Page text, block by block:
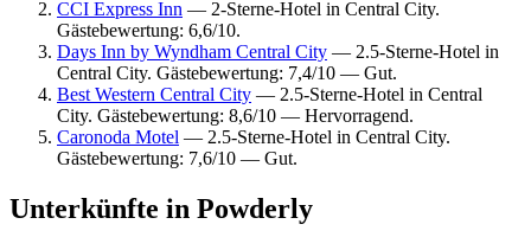
CCI Express Inn — 2-Sterne-Hotel in Central City.
Gästebewertung: 6,6/10.
Days Inn by Wyndham Central City — 2.5-Sterne-Hotel in
Central City. Gästebewertung: 7,4/10 — Gut.
Best Western Central City — 2.5-Sterne-Hotel in Central
City. Gästebewertung: 8,6/10 — Hervorragend.
Caronoda Motel — 2.5-Sterne-Hotel in Central City.
Gästebewertung: 7,6/10 — Gut.
Unterkünfte in Powderly